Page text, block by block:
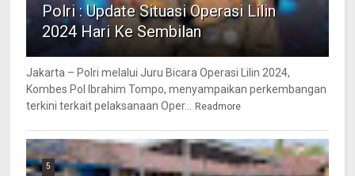
Polri : Update Situasi Operasi Lilin
2024 Hari Ke Sembilan
Jakarta – Polri melalui Juru Bicara Operasi Lilin 2024,
Kombes Pol Ibrahim Tompo, menyampaikan perkembangan
terkini terkait pelaksanaan Oper...
Readmore
5